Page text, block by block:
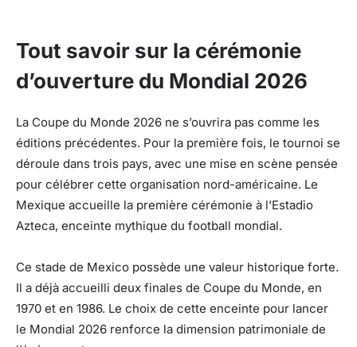
Tout savoir sur la cérémonie
d’ouverture du Mondial 2026
La Coupe du Monde 2026 ne s’ouvrira pas comme les
éditions précédentes. Pour la première fois, le tournoi se
déroule dans trois pays, avec une mise en scène pensée
pour célébrer cette organisation nord-américaine. Le
Mexique accueille la première cérémonie à l’Estadio
Azteca, enceinte mythique du football mondial.
Ce stade de Mexico possède une valeur historique forte.
Il a déjà accueilli deux finales de Coupe du Monde, en
1970 et en 1986. Le choix de cette enceinte pour lancer
le Mondial 2026 renforce la dimension patrimoniale de